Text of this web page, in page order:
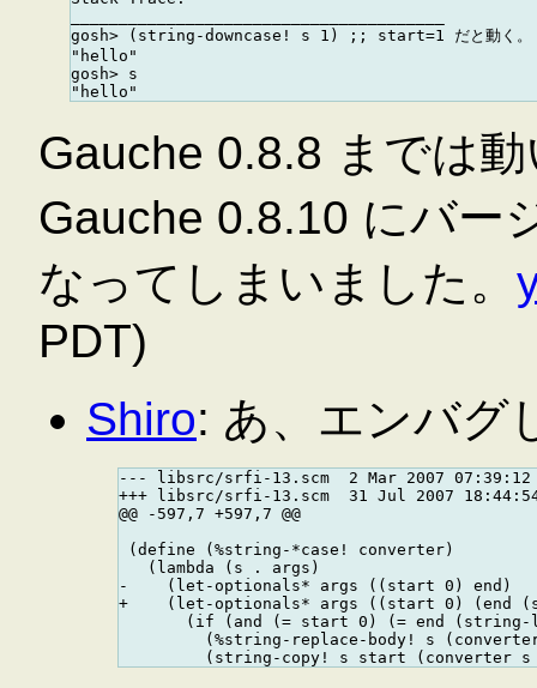
gosh> (string-downcase! s 1) ;; start=1 だと動く。
"hello"
gosh> s
Gauche 0.8.8 までは
Gauche 0.8.10 にバー
なってしまいました。
PDT)
Shiro: あ、エンバグ
--- libsrc/srfi-13.scm  2 Mar 2007
+++ libsrc/srfi-13.scm  31 Jul 2007
@@ -597,7 +597,7 @@
(define (%string-*case! converter)
   (lambda (s . args)
-    (let-optionals* args ((start 0) end)
+    (let-optionals* args ((start 0) (end
(if (and (= start 0) (= end (string-
(%string-replace-body! s